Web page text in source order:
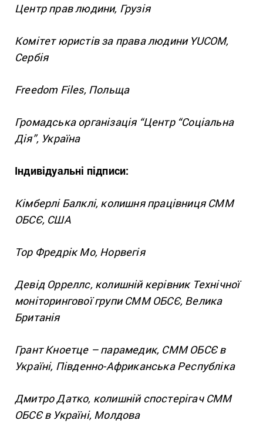
Центр прав людини, Грузія
Комітет юристів за права людини YUCOM,
Сербія
Freedom Files, Польща
Громадська організація “Центр “Соціальна
Дія”, Україна
Індивідуальні підписи:
Кімберлі Балклі, колишня працівниця СММ
ОБСЄ, США
Тор Фредрік Мо, Норвегія
Девід Орреллс, колишній керівник Технічної
моніторингової групи СММ ОБСЄ, Велика
Британія
Грант Кноетце – парамедик, СММ ОБСЄ в
Україні, Південно-Африканська Республіка
Дмитро Датко, колишній спостерігач СММ
ОБСЄ в Україні, Молдова